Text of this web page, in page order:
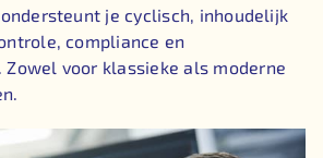
je cyclisch, inhoudelijk
compliance en
Zowel voor klassieke als moderne